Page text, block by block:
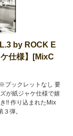
by ROCK E
仕様】[MixC
ブックレットなし 要
が紙ジャケ仕様で嬉
!! 作り込まれたMix
弾。